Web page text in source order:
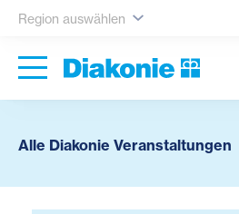
Region auswählen
Alle Diakonie Veranstaltungen